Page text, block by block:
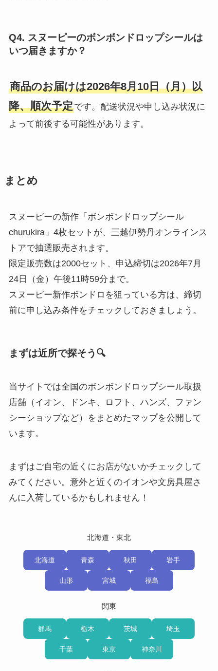
Q4. スヌーピーのボンボンドロップシールは
いつ届きますか？
商品のお届けは2026年8月10日（月）以
降、順次予定です。配送状況や申し込み状況に
よって前後する可能性があります。
まとめ
スヌーピーの新作「ボンボンドロップシール
churukira」4枚セットが、三越伊勢丹オンラインス
トアで抽選販売されます。
限定販売数は2000セット、申込締切は2026年7月
24日（金）午後11時59分まで。
スヌーピー新作ボンドロを狙っている方は、締切
前に申し込み条件をチェックしておきましょう。
まずは近所で探そう🔍
当サイトでは全国のボンボンドロップシール取扱
店舗（イオン、ドンキ、ロフト、ハンズ、ファン
シーショップなど）をまとめたマップを公開して
います。
まずはご自宅の近くにお店がないかチェックして
みてください。意外と近くのイオンや文房具屋さ
んに入荷しているかもしれません！
北海道・東北
北海道 青森 秋田 岩手
山形 宮城 福島
関東
群馬 栃木 茨城 埼玉
千葉 東京 神奈川